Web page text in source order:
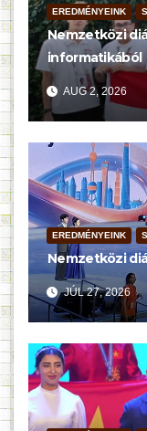
EREDMÉNYEINK
Nemzetközi
informatikából
AUG 2, 2026
EREDMÉNYEINK
Nemzetközi
JÚL 27, 2026